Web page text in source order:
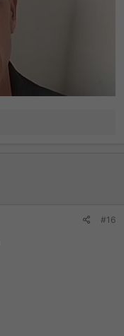
#16